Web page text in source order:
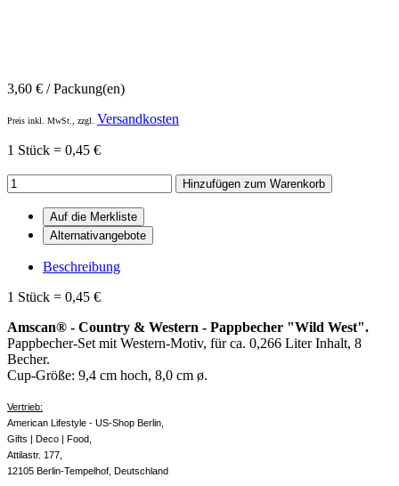
3,60 € / Packung(en)
Preis inkl. MwSt., zzgl. Versandkosten
1 Stück = 0,45 €
Hinzufügen zum Warenkorb
Beschreibung
1 Stück = 0,45 €
Amscan® - Country & Western - Pappbecher "Wild West".
Pappbecher-Set mit Western-Motiv, für ca. 0,266 Liter Inhalt, 8
Becher.
Cup-Größe: 9,4 cm hoch, 8,0 cm ø.
Vertrieb:
American Lifestyle - US-Shop Berlin,
Gifts | Deco | Food,
Attilastr. 177,
12105 Berlin-Tempelhof, Deutschland